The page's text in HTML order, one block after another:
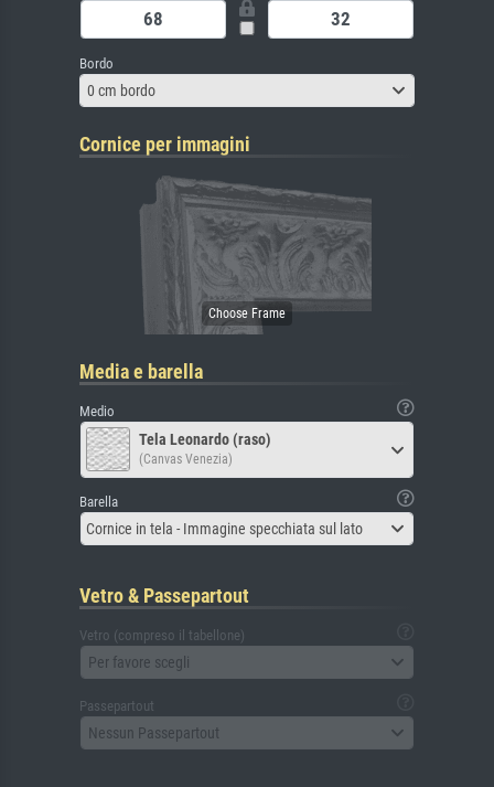
Bordo
0 cm bordo
Cornice per immagini
Media e barella
Medio
Tela Leonardo (raso)
(Canvas Venezia)
Barella
Cornice in tela - Immagine specchiata sul lato
Vetro & Passepartout
Vetro (compreso il tabellone)
Per favore scegli
Passepartout
Nessun Passepartout